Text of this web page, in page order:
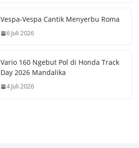
Vespa-Vespa Cantik Menyerbu Roma
6 Juli 2026
Vario 160 Ngebut Pol di Honda Track
Day 2026 Mandalika
4 Juli 2026